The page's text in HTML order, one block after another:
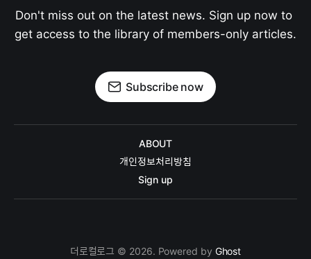
Don't miss out on the latest news. Sign up now to
get access to the library of members-only articles.
Subscribe now
ABOUT
개인정보처리방침
Sign up
더로컬로그 © 2026. Powered by Ghost